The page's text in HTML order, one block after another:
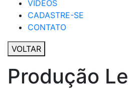
VIDEOS
CADASTRE-SE
CONTATO
VOLTAR
Produção